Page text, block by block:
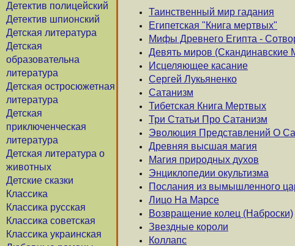
Детектив полицейский
Детектив шпионский
Детская литература
Детская
образовательна
литература
Детская остросюжетная
литература
Детская
приключенческая
литература
Детская литература о
животных
Детские сказки
Классика
Классика русская
Классика советская
Классика украинская
Таинственный мир гадания
Египетская "Книга мертвых"
Мифы Древнего Египта -
Девять миров
Исцеляющее касание
Сергей Лукьяненко
Сатанизм
Тибетская Книга Мертвых
Три Статьи Про Сатанизм
Эволюция Представлений О
Древняя высшая магия
Магия природных духов
Энциклопедии окультизма
Послания из вымышленного
Лицо На Марсе
Возвращение колец (Наброски)
Звездные короли
Коллапс